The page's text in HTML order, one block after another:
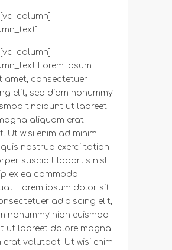
ipsum
amet, consectetuer
elit, sed diam nonummy
tincidunt ut laoreet
aliquam erat
Ut wisi enim ad minim
quis nostrud exerci tation
suscipit lobortis nisl
ex ea commodo
Lorem ipsum dolor sit
adipiscing elit,
nonummy nibh euismod
ut laoreet dolore magna
erat volutpat. Ut wisi enim